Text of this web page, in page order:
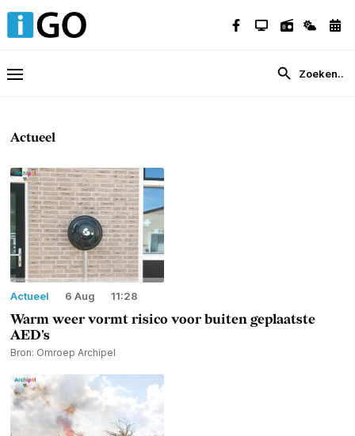
Actueel
Actueel 6 Aug 11:28
Warm weer vormt risico voor buiten geplaatste
AED's
Bron: Omroep Archipel